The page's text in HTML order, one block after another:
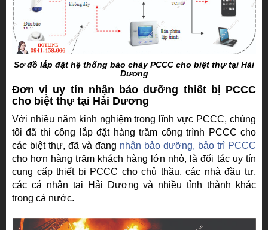
Sơ đồ lắp đặt hệ thống báo cháy PCCC cho biệt thự tại Hải
Dương
Đơn vị uy tín nhận bảo dưỡng thiết bị PCCC
cho biệt thự tại Hải Dương
Với nhiều năm kinh nghiệm trong lĩnh vực PCCC, chúng
tôi đã thi công lắp đặt hàng trăm công trình PCCC cho
các biệt thự, đã và đang nhận bảo dưỡng, bảo trì PCCC
cho hơn hàng trăm khách hàng lớn nhỏ, là đối tác uy tín
cung cấp thiết bị PCCC cho chủ thầu, các nhà đầu tư,
các cá nhân tại Hải Dương và nhiều tỉnh thành khác
trong cả nước.